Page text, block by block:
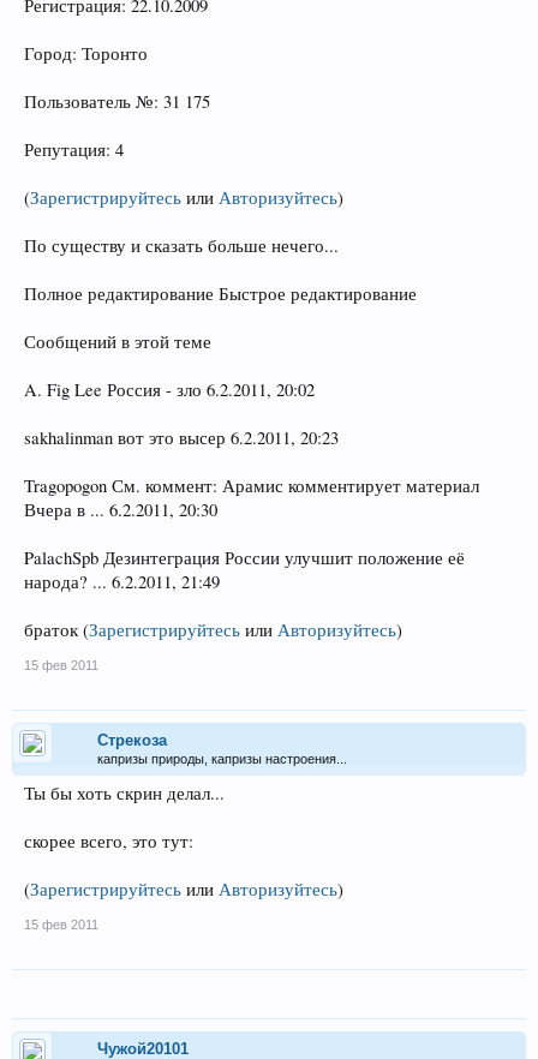
Регистрация: 22.10.2009
Город: Торонто
Пользователь №: 31 175
Репутация: 4
(Зарегистрируйтесь или Авторизуйтесь)
По существу и сказать больше нечего...
Полное редактирование Быстрое редактирование
Сообщений в этой теме
A. Fig Lee Россия - зло 6.2.2011, 20:02
sakhalinman вот это высер 6.2.2011, 20:23
Tragopogon См. коммент: Арамис комментирует материал
Вчера в ... 6.2.2011, 20:30
PalachSpb Дезинтеграция России улучшит положение её
народа? ... 6.2.2011, 21:49
браток(Зарегистрируйтесь или Авторизуйтесь)
15 фев 2011
Стрекоза
капризы природы, капризы настроения...
Ты бы хоть скрин делал...
скорее всего, это тут:
(Зарегистрируйтесь или Авторизуйтесь)
15 фев 2011
Чужой20101